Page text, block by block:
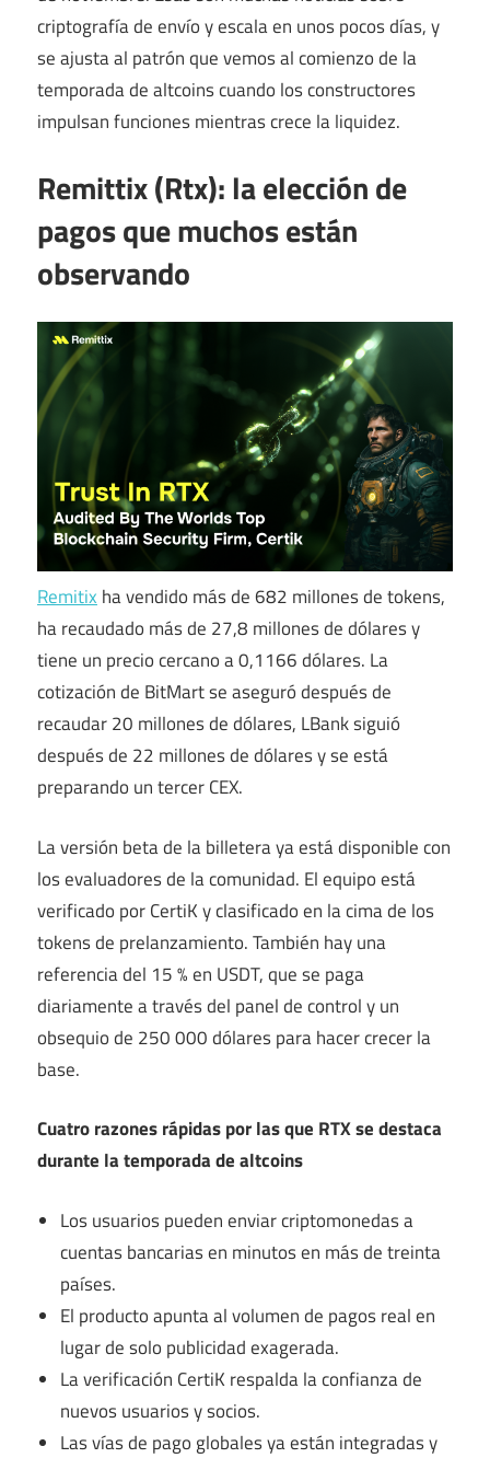
criptografía de envío y escala en unos pocos días, y
se ajusta al patrón que vemos al comienzo de la
temporada de altcoins cuando los constructores
impulsan funciones mientras crece la liquidez.
Remittix (Rtx): la elección de
pagos que muchos están
observando
Remitixha vendido más de 682 millones de tokens,
ha recaudado más de 27,8 millones de dólares y
tiene un precio cercano a 0,1166 dólares. La
cotización de BitMart se aseguró después de
recaudar 20 millones de dólares, LBank siguió
después de 22 millones de dólares y se está
preparando un tercer CEX.
La versión beta de la billetera ya está disponible con
los evaluadores de la comunidad. El equipo está
verificado por CertiK y clasificado en la cima de los
tokens de prelanzamiento. También hay una
referencia del 15 % en USDT, que se paga
diariamente a través del panel de control y un
obsequio de 250 000 dólares para hacer crecer la
base.
Cuatro razones rápidas por las que RTX se destaca
durante la temporada de altcoins
Los usuarios pueden enviar criptomonedas a
cuentas bancarias en minutos en más de treinta
países.
El producto apunta al volumen de pagos real en
lugar de solo publicidad exagerada.
La verificación CertiK respalda la confianza de
nuevos usuarios y socios.
Las vías de pago globales ya están integradas y